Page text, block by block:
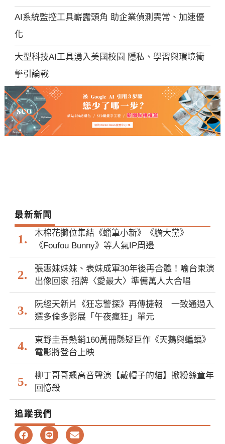
AI系統監控工具嶄露頭角 助企業偵測異常、加速優
化
大型科技AI工具湧入美國校園 隱私、學習與環境衝
擊引論戰
最新新聞
木棉花攤位集結《蠟筆小新》《膽大黨》
《Foufou Bunny》等人氣IP周邊
張惠妹妹妹、表妹成軍30年後再合體！喻台東演
出像回家 招牌〈愛最大〉準備萬人大合唱
阮經天新片《狂忘警探》再傳捷報 一致通過入
選多倫多影展「午夜瘋狂」單元
東野圭吾熱銷160萬冊懸疑巨作《天鵝與蝙蝠》
電影將登台上映
柳丁哥哥飆高音聲演【戴帽子的貓】掀粉絲童年
回憶殺
追蹤我們
F
a
L
i
E
n